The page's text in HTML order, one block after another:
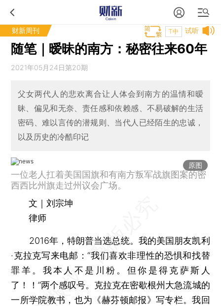
财新周刊 试听
T中
随笔｜暧昧的南方：秘密往来60年
2021年05月24日第20期
父女两代人的悲欢离合让人体会到南方的温情和暧
昧、偏见和无奈、责任感和依赖感、不易破解的生活
密码、难以言传的潜规则、当代人已经陌生的忠诚，
以及历史的冷酷印记
原图
一位老人扛着美国国旗和有南方叛军战旗图案的密
西西比州旗走过州议会广场。
文｜刘宗坤
律师
2016年，特朗普当选总统。我的美国朋友凯利
·克拉克写来电邮：“我们喜欢非理性的恐惧和找替
罪羊。我本人不是川粉。但你是得克萨斯人
了！！”两个感叹号。克拉克在密歇根州大急流城的
一所学院教书，也为《赫芬顿邮报》写专栏。我回